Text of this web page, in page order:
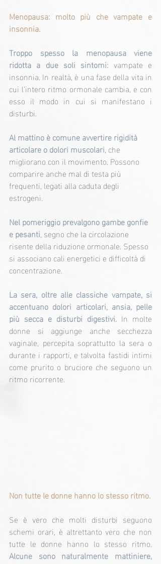
Menopausa: molto più che vampate e
insonnia.
Troppo spesso la menopausa viene
ridotta a due soli sintomi: vampate e
insonnia. In realtà, è una fase della vita in
cui l’intero ritmo ormonale cambia, e con
esso il modo in cui si manifestano i
disturbi.
Al mattino è comune avvertire rigidità
articolare o dolori muscolari, che
migliorano con il movimento. Possono
comparire anche mal di testa più
frequenti, legati alla caduta degli
estrogeni.
Nel pomeriggio prevalgono gambe gonfie
e pesanti, segno che la circolazione
risente della riduzione ormonale. Spesso
si associano cali energetici e difficoltà di
concentrazione.
La sera, oltre alle classiche vampate, si
accentuano dolori articolari, ansia, pelle
più secca e disturbi digestivi. In molte
donne si aggiunge anche secchezza
vaginale, percepita soprattutto la sera o
durante i rapporti, e talvolta fastidi intimi
come prurito o bruciore che seguono un
ritmo ricorrente.
Non tutte le donne hanno lo stesso ritmo.
Se è vero che molti disturbi seguono
schemi orari, è altrettanto vero che non
Alcune sono naturalmente mattiniere,